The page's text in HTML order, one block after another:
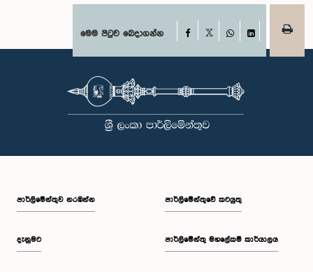
මෙම පිටුව බෙදාගන්න Facebook
WhatsAppLinkedIn
පාර්ලි‌මේන්තුව නරඹන්න
දැනුමට
පාර්ලිමේන්තුවේ කටයුතු
පාර්ලිමේන්තු මහලේකම් කාර්යාලය